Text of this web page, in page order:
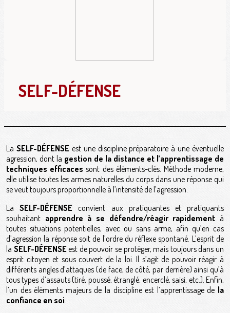
SELF-DÉFENSE
La SELF-DÉFENSE est une discipline préparatoire à une éventuelle
agression, dont la gestion de la distance et l’apprentissage de
techniques efficaces sont des éléments-clés. Méthode moderne,
elle utilise toutes les armes naturelles du corps dans une réponse qui
se veut toujours proportionnelle à l’intensité de l’agression.
LaSELF-DÉFENSEconvient aux pratiquantes et pratiquants
souhaitant apprendre à se défendre/réagir rapidement à
toutes situations potentielles, avec ou sans arme, afin qu’en cas
d’agression la réponse soit de l’ordre du réflexe spontané. L’esprit de
la SELF-DÉFENSEest de pouvoir se protéger, mais toujours dans un
esprit citoyen et sous couvert de la loi. Il s’agit de pouvoir réagir à
différents angles d’attaques (de face, de côté, par derrière) ainsi qu’à
tous types d’assauts (tiré, poussé, étranglé, encerclé, saisi, etc.). Enfin,
l’un des éléments majeurs de la discipline est l’apprentissage de la
confiance en soi.